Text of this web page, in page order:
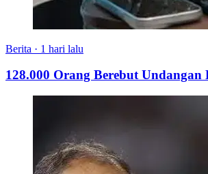
Berita · 1 hari lalu
128.000 Orang Berebut